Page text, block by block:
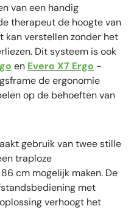
van een handig
therapeut de hoogte van
kan verstellen zonder het
Dit systeem is ook
en Evero X7 Ergo -
de ergonomie
op de behoeften van
gebruik van twee stille
traploze
cm mogelijk maken. De
met
verhoogt het